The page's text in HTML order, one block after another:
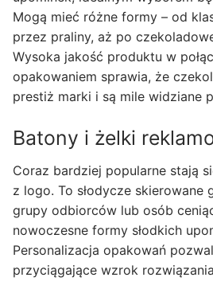
Mogą mieć różne formy – od
przez praliny, aż po
Wysoka jakość produktu w
opakowaniem sprawia, że
prestiż marki i są mile widziane
Batony i żelki
Coraz bardziej popularne stają
z logo. To słodycze skierowane
grupy odbiorców lub osób
nowoczesne formy słodkich
Personalizacja opakowań
przyciągające wzrok